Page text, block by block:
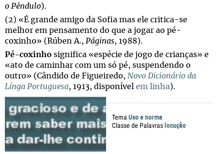
o Pêndulo).
(2) «É grande amigo da Sofia mas ele critica-se
melhor em pensamento do que a jogar ao pé-
coxinho» (Rúben A., Páginas, 1988).
Pé-coxinho significa «espécie de jogo de crianças» e
«ato de caminhar com um só pé, suspendendo o
outro» (Cândido de Figueiredo, Novo Dicionário da
Línga Portuguesa, 1913, disponível em linha).
Tema Uso e norma
Classe de Palavraslocução